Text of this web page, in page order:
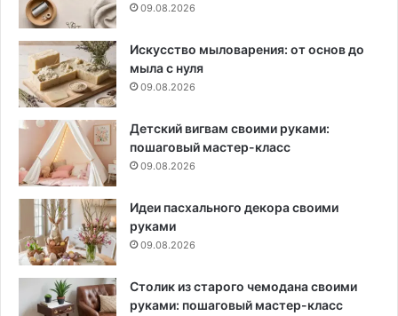
09.08.2026
Искусство мыловарения: от основ до
мыла с нуля
09.08.2026
Детский вигвам своими руками:
пошаговый мастер-класс
09.08.2026
Идеи пасхального декора своими
руками
09.08.2026
Столик из старого чемодана своими
руками: пошаговый мастер-класс